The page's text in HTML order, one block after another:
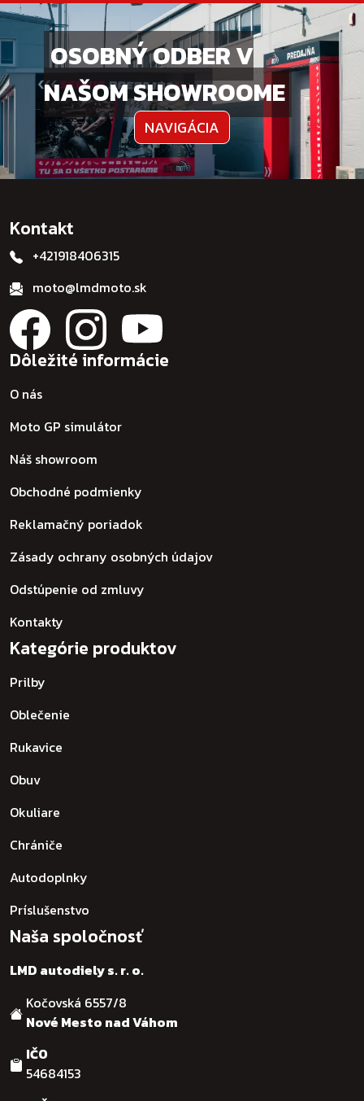
OSOBNÝ ODBER V
NAŠOM SHOWROOME
NAVIGÁCIA
Kontakt
+421918406315
moto@lmdmoto.sk
Dôležité informácie
O nás
Moto GP simulátor
Náš showroom
Obchodné podmienky
Reklamačný poriadok
Zásady ochrany osobných údajov
Odstúpenie od zmluvy
Kontakty
Kategórie produktov
Prilby
Oblečenie
Rukavice
Obuv
Okuliare
Chrániče
Autodoplnky
Príslušenstvo
Naša spoločnosť
LMD autodiely s. r. o.
Kočovská 6557/8
Nové Mesto nad Váhom
IČO
54684153